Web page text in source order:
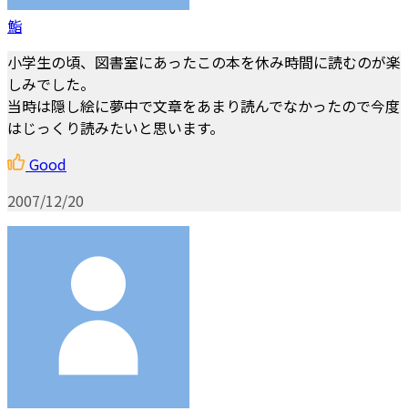
鮨
小学生の頃、図書室にあったこの本を休み時間に読むのが楽
しみでした。
当時は隠し絵に夢中で文章をあまり読んでなかったので今度
はじっくり読みたいと思います。
Good
2007/12/20